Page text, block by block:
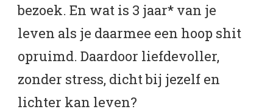
bezoek. En wat is 3 jaar* van je
leven als je daarmee een hoop shit
opruimd. Daardoor liefdevoller,
zonder stress, dicht bij jezelf en
lichter kan leven?